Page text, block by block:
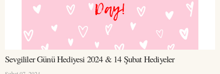
Sevgililer Günü Hediyesi 2024 & 14 Şubat Hediyeler